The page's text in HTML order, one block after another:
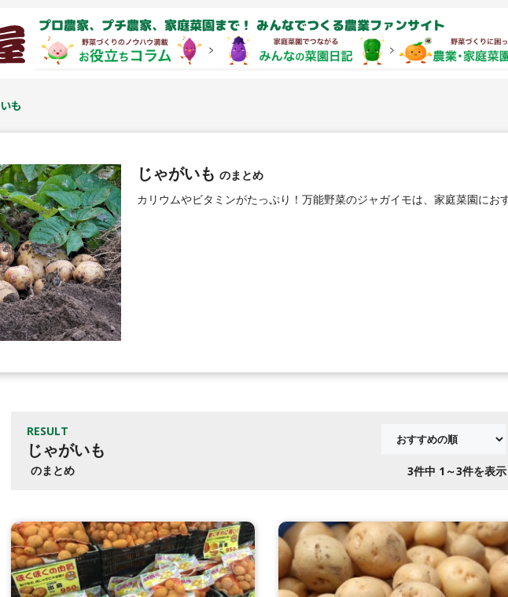
プロ農家、プチ農家、家庭菜園まで！ みんなでつくる農業ファンサイト
も
じゃがいも のまとめ
カリウムやビタミンがたっぷり！万能野菜のジャガイモは、家庭菜園にお
RESULT
じゃがいも
のまとめ 3件中 1～3件を表示